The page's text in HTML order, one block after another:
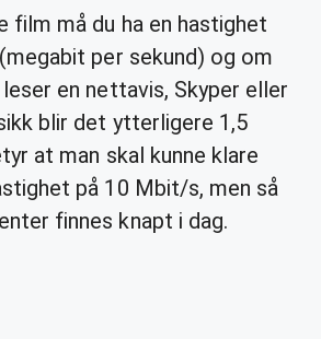
film må du ha en hastighet
per sekund) og om
en nettavis, Skyper eller
blir det ytterligere 1,5
at man skal kunne klare
på 10 Mbit/s, men så
finnes knapt i dag.